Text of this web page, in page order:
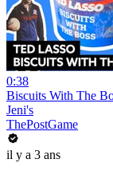
0:38
Biscuits With The
Jeni's
ThePostGame
il y a 3 ans